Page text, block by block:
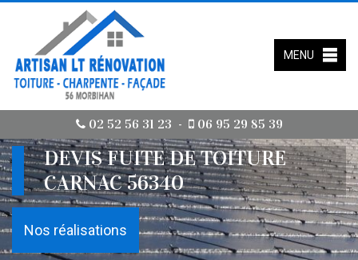
02 52 56 31 23 - 06 95 29 85 39
MENU
DEVIS FUITE DE TOITURE
CARNAC 56340
Nos réalisations